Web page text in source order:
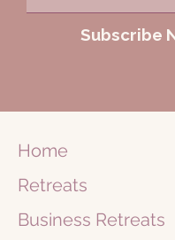
Subscribe
Home
Retreats
Business Retreats